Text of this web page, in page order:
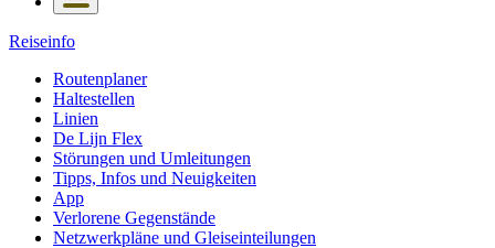
Reiseinfo
Routenplaner
Haltestellen
Linien
De Lijn Flex
Störungen und Umleitungen
Tipps, Infos und Neuigkeiten
App
Verlorene Gegenstände
Netzwerkpläne und Gleiseinteilungen